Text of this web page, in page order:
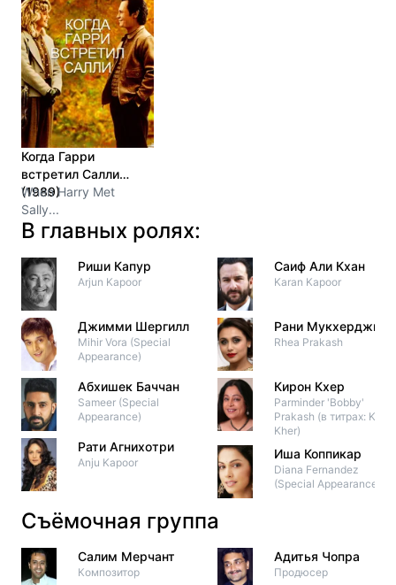
Когда Гарри
встретил Салли
(1989)
When Harry Met
Sally...
В главных ролях:
Риши Капур
Arjun Kapoor
Джимми Шергилл
Mihir Vora (Special
Appearance)
Абхишек Баччан
Sameer (Special
Appearance)
Рати Агнихотри
Anju Kapoor
Саиф Али Кхан
Karan Kapoor
Рани Мукхерджи
Rhea Prakash
Кирон Кхер
Parminder 'Bobby'
Prakash (в титрах: Kiron
Kher)
Иша Коппикар
Diana Fernandez
(Special Appearance)
Съёмочная группа
Салим Мерчант
Композитор
Адитья Чопра
Продюсер